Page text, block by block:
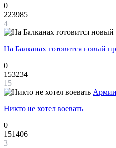
0
223985
4
На Балканах готовится новый
0
153234
15
Армии
Никто не хотел воевать
0
151406
3